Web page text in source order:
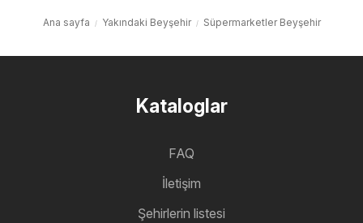
Ana sayfa Yakındaki Beyşehir Süpermarketler Beyşehir
Kataloglar
FAQ
İletişim
Şehirlerin listesi